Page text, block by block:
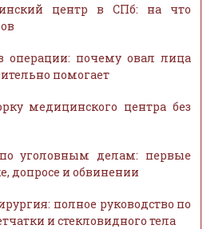
центр в СПб: на что
операции: почему овал лица
помогает
медицинского центра без
уголовным делам: первые
допросе и обвинении
полное руководство по
и стекловидного тела